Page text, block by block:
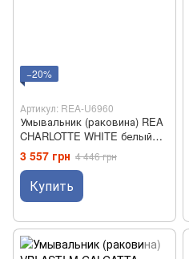
−20%
Артикул: REA-U6960
Умывальник (раковина) REA
CHARLOTTE WHITE белый
накладной *
3 557 грн 4 446 грн
Купить